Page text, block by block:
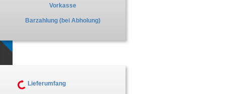
Vorkasse
Barzahlung (bei Abholung)
Lieferumfang